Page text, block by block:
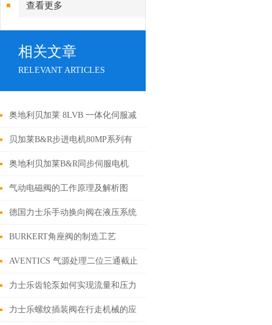
查看更多
相关文章
RELEVANT ARTICLES
奥地利贝加莱 8LVB 一体化伺服减
速电机技术解析与多行业工程应用
案例
贝加莱B&R步进电机80MP系列有
哪些优势
奥地利贝加莱B&R同步伺服电机
8LSA系列工作原理
气动电磁阀的工作原理及解析图
德国力士乐手动换向阀在液压系统
的工作原理
BURKERT角座阀的制造工艺
AVENTICS 气源处理二位三通截止
阀与换向阀功能、原理及应用解析
力士乐齿轮泵如何实现流量和压力
的调节？
力士乐螺纹插装阀在行走机械的应